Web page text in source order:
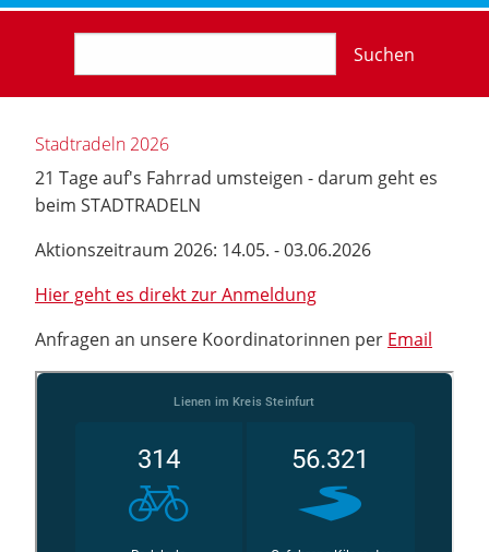
Suchen
Stadtradeln 2026
21 Tage auf's Fahrrad umsteigen - darum geht es
beim STADTRADELN
Aktionszeitraum 2026: 14.05. - 03.06.2026
Hier geht es direkt zur Anmeldung
Anfragen an unsere Koordinatorinnen per Email